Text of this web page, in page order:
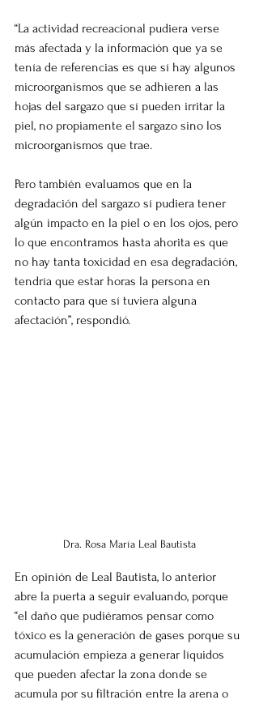
“La actividad recreacional pudiera verse
más afectada y la información que ya se
tenía de referencias es que sí hay algunos
microorganismos que se adhieren a las
hojas del sargazo que sí pueden irritar la
piel, no propiamente el sargazo sino los
microorganismos que trae.
Pero también evaluamos que en la
degradación del sargazo sí pudiera tener
algún impacto en la piel o en los ojos, pero
lo que encontramos hasta ahorita es que
no hay tanta toxicidad en esa degradación,
tendría que estar horas la persona en
contacto para que sí tuviera alguna
afectación”, respondió.
Dra. Rosa María Leal Bautista
En opinión de Leal Bautista, lo anterior
abre la puerta a seguir evaluando, porque
“el daño que pudiéramos pensar como
tóxico es la generación de gases porque su
acumulación empieza a generar líquidos
que pueden afectar la zona donde se
acumula por su filtración entre la arena o